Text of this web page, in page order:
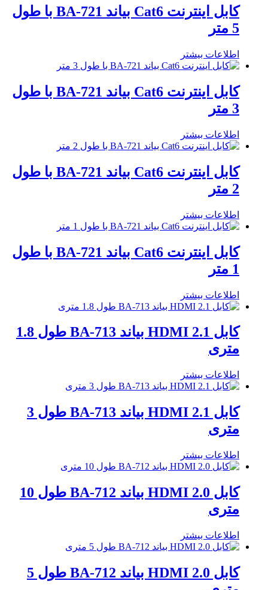
کابل اینترنت Cat6 بیاند BA-721 با طول
5 متر
اطلاعات بیشتر
کابل اینترنت Cat6 بیاند BA-721 با طول
3 متر
اطلاعات بیشتر
کابل اینترنت Cat6 بیاند BA-721 با طول
2 متر
اطلاعات بیشتر
کابل اینترنت Cat6 بیاند BA-721 با طول
1 متر
اطلاعات بیشتر
کابل HDMI 2.1 بیاند BA-713 طول 1.8
متری
اطلاعات بیشتر
کابل HDMI 2.1 بیاند BA-713 طول 3
متری
اطلاعات بیشتر
کابل HDMI 2.0 بیاند BA-712 طول 10
متری
اطلاعات بیشتر
کابل HDMI 2.0 بیاند BA-712 طول 5